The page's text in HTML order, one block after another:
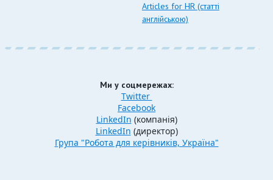
Articles for HR (статті
англійською)
Ми у соцмережах:
Twitter
Facebook
LinkedIn (компанія)
LinkedIn (директор)
Група "Робота для керівників, Україна"